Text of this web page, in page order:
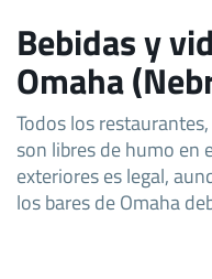
Bebidas y
Omaha
Todos los
son libres de humo en
exteriores es legal,
los bares de Omaha